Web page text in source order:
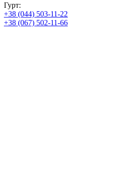
Гурт:
+38 (044) 503-11-22
+38 (067) 502-11-66